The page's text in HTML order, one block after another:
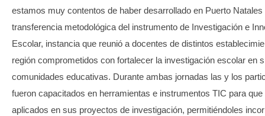
estamos muy contentos de haber desarrollado en Puerto Natales
transferencia metodológica del instrumento de Investigación e
Escolar, instancia que reunió a docentes de distintos
región comprometidos con fortalecer la investigación escolar en
comunidades educativas. Durante ambas jornadas las y los
fueron capacitados en herramientas e instrumentos TIC para que
aplicados en sus proyectos de investigación, permitiéndoles